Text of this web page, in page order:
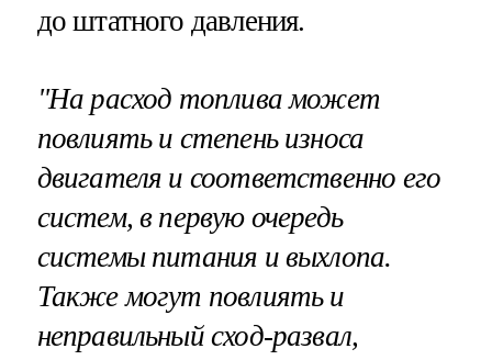
до штатного давления.
"На расход топлива может
повлиять и степень износа
двигателя и соответственно его
систем, в первую очередь
системы питания и выхлопа.
Также могут повлиять и
неправильный сход-развал,